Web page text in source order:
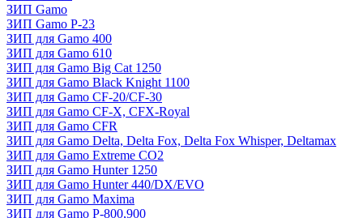
ЗИП Gamo
ЗИП Gamo P-23
ЗИП для Gamo 400
ЗИП для Gamo 610
ЗИП для Gamo Big Cat 1250
ЗИП для Gamo Black Knight 1100
ЗИП для Gamo CF-20/CF-30
ЗИП для Gamo CF-X, CFX-Royal
ЗИП для Gamo CFR
ЗИП для Gamo Delta, Delta Fox, Delta Fox Whisper, Deltamax
ЗИП для Gamo Extreme CO2
ЗИП для Gamo Hunter 1250
ЗИП для Gamo Hunter 440/DX/EVO
ЗИП для Gamo Maxima
ЗИП для Gamo P-800,900